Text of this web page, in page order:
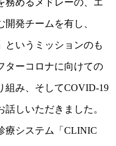
務めるメドレーの、エ
発チームを有し、
というミッションのも
ターコロナに向けての
組み、そしてCOVID-19
しいただきました。
療システム「CLINIC